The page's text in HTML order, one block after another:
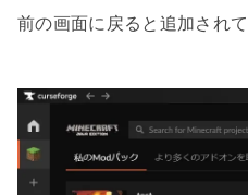
前の画面に戻ると追加され